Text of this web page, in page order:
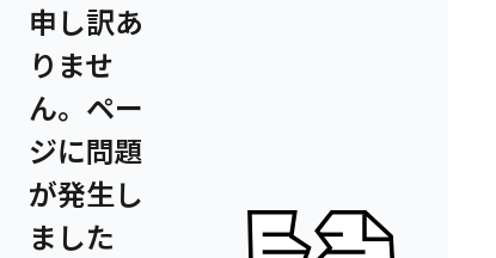
申し訳あ
りませ
ん。ペー
ジに問題
が発生し
ました